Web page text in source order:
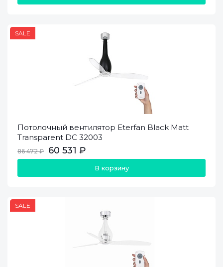
SALE
Потолочный вентилятор Eterfan Black Matt
Transparent DC 32003
86 472 ₽ 60 531 ₽
В корзину
SALE